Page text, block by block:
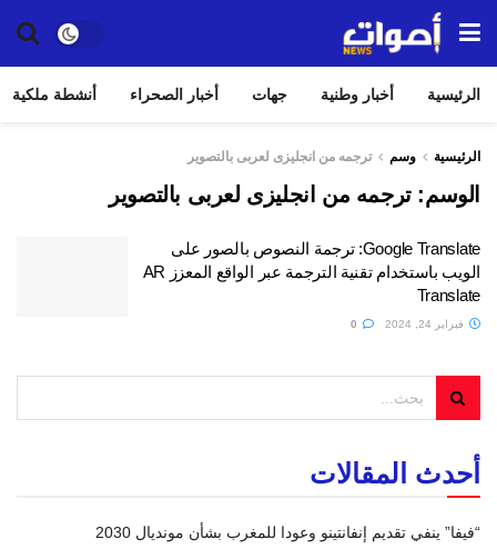
الرئيسية أخبار وطنية جهات أخبار الصحراء أنشطة ملكية
الرئيسية وسم ترجمه من انجليزى لعربى بالتصوير
الوسم:ترجمه من انجليزى لعربى بالتصوير
Google Translate: ترجمة النصوص بالصور على
الويب باستخدام تقنية الترجمة عبر الواقع المعزز AR
Translate
فبراير 24, 2024
أحدث المقالات
“فيفا” ينفي تقديم إنفانتينو وعودا للمغرب بشأن مونديال 2030